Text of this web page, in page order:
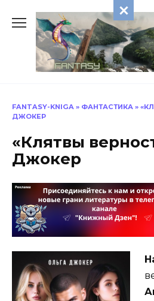
содержанию
FANTASY-KNIGA » ФАНТАСТИКА »
ДЖОКЕР
«Клятвы
Джокер